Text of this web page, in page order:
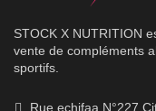
STOCK X NUTRITION
vente de compléments
sportifs.
Rue echifaa N°227